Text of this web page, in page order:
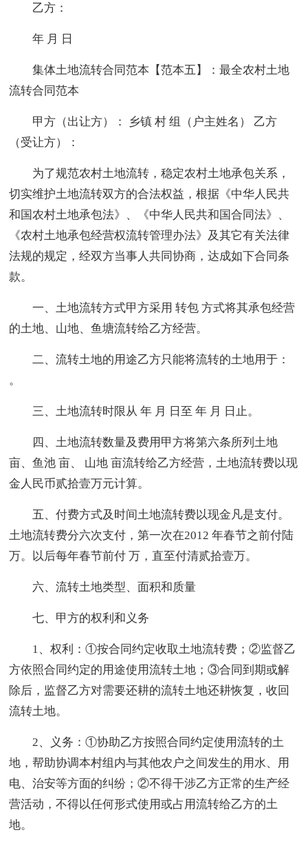
乙方：
年 月 日
集体土地流转合同范本【范本五】：最全农村土地
流转合同范本
甲方（出让方）： 乡镇 村 组（户主姓名） 乙方
（受让方）：
为了规范农村土地流转，稳定农村土地承包关系，
切实维护土地流转双方的合法权益，根据《中华人民共
和国农村土地承包法》、《中华人民共和国合同法》、
《农村土地承包经营权流转管理办法》及其它有关法律
法规的规定，经双方当事人共同协商，达成如下合同条
款。
一、土地流转方式甲方采用 转包 方式将其承包经营
的土地、山地、鱼塘流转给乙方经营。
二、流转土地的用途乙方只能将流转的土地用于：
。
三、土地流转时限从 年 月 日至 年 月 日止。
四、土地流转数量及费用甲方将第六条所列土地
亩、鱼池 亩、 山地 亩流转给乙方经营，土地流转费以现
金人民币贰拾壹万元计算。
五、付费方式及时间土地流转费以现金凡是支付。
土地流转费分六次支付，第一次在2012 年春节之前付陆
万。以后每年春节前付 万，直至付清贰拾壹万。
六、流转土地类型、面积和质量
七、甲方的权利和义务
1、权利：①按合同约定收取土地流转费；②监督乙
方依照合同约定的用途使用流转土地；③合同到期或解
除后，监督乙方对需要还耕的流转土地还耕恢复，收回
流转土地。
2、义务：①协助乙方按照合同约定使用流转的土
地，帮助协调本村组内与其他农户之间发生的用水、用
电、治安等方面的纠纷；②不得干涉乙方正常的生产经
营活动，不得以任何形式使用或占用流转给乙方的土
地。